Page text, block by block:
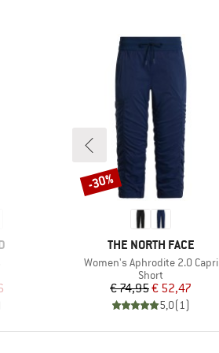
prijs
MERK
THE NORTH FACE
Artikel
Women's Aphrodite 2.0 Capri
Productgroep
Short
Prijs
€ 74,95Verlaagde prijs
€ 52,47
5,0(1)
Korting
-30%